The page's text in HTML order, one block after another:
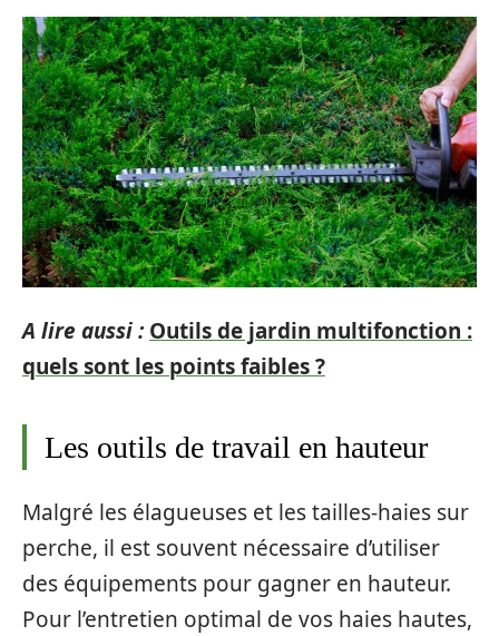
A lire aussi : Outils de jardin multifonction :
quels sont les points faibles ?
Les outils de travail en hauteur
Malgré les élagueuses et les tailles-haies sur
perche, il est souvent nécessaire d’utiliser
des équipements pour gagner en hauteur.
Pour l’entretien optimal de vos haies hautes,